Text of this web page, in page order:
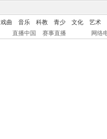
戏曲 音乐 科教 青少 文化
艺术
直播中国 赛事直播 网络